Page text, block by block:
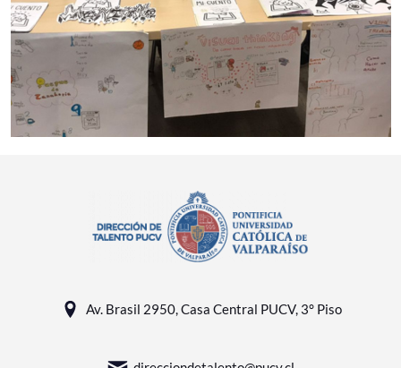
Av. Brasil 2950, Casa Central PUCV, 3° Piso